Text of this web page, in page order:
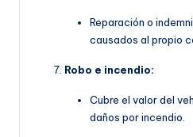
Reparación o
causados al propio
Robo e incendio:
Cubre el valor del
daños por incendio.